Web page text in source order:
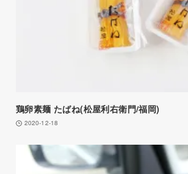
鶏卵素麺 たばね(松屋利右衛門/福岡)
2020-12-18